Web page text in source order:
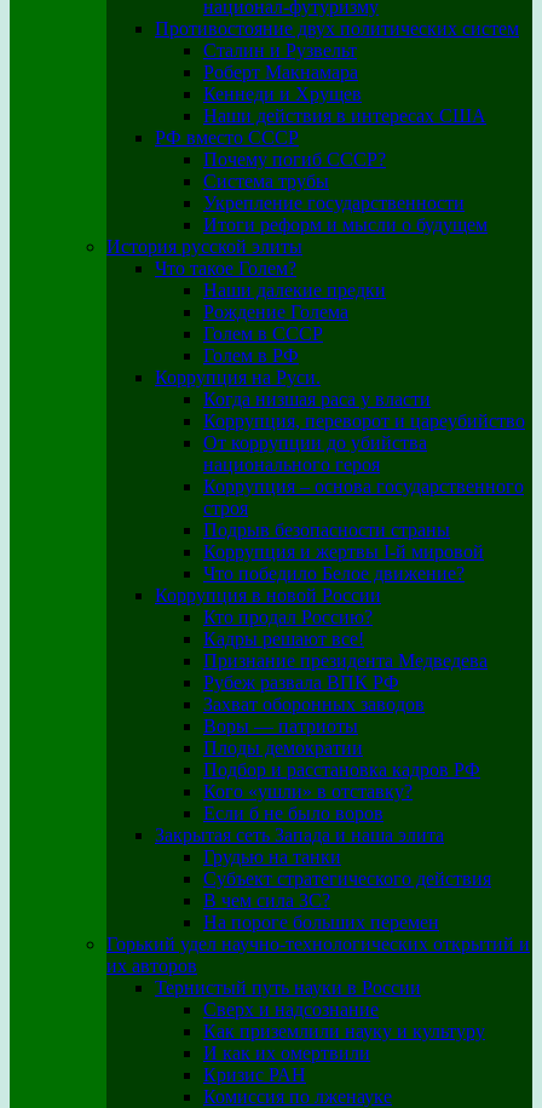
национал-футуризму
Противостояние двух политических систем
Сталин и Рузвельт
Роберт Макнамара
Кеннеди и Хрущев
Наши действия в интересах США
РФ вместо СССР
Почему погиб СССР?
Система трубы
Укрепление государственности
Итоги реформ и мысли о будущем
История русской элиты
Что такое Голем?
Наши далекие предки
Рождение Голема
Голем в СССР
Голем в РФ
Коррупция на Руси.
Когда низшая раса у власти
Коррупция, переворот и цареубийство
От коррупции до убийства
национального героя
Коррупция – основа государственного
строя
Подрыв безопасности страны
Коррупция и жертвы I-й мировой
Что победило Белое движение?
Коррупция в новой России
Кто продал Россию?
Кадры решают все!
Признание президента Медведева
Рубеж развала ВПК РФ
Захват оборонных заводов
Воры — патриоты
Плоды демократии
Подбор и расстановка кадров РФ
Кого «ушли» в отставку?
Если б не было воров
Закрытая сеть Запада и наша элита
Грудью на танки
Субъект стратегического действия
В чем сила ЗС?
На пороге больших перемен
Горький удел научно-технологических открытий и
их авторов
Тернистый путь науки в России
Сверх и надсознание
Как приземлили науку и культуру
И как их омертвили
Кризис РАН
Комиссия по лженауке